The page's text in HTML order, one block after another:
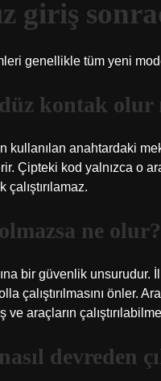
giriş
genellikle tüm yeni
kontak olur
kullanılan anahtardaki
Çipteki kod yalnızca o
ne olur?
bir güvenlik unsurudur.
çalıştırılmasını önler.
araçların
devreden